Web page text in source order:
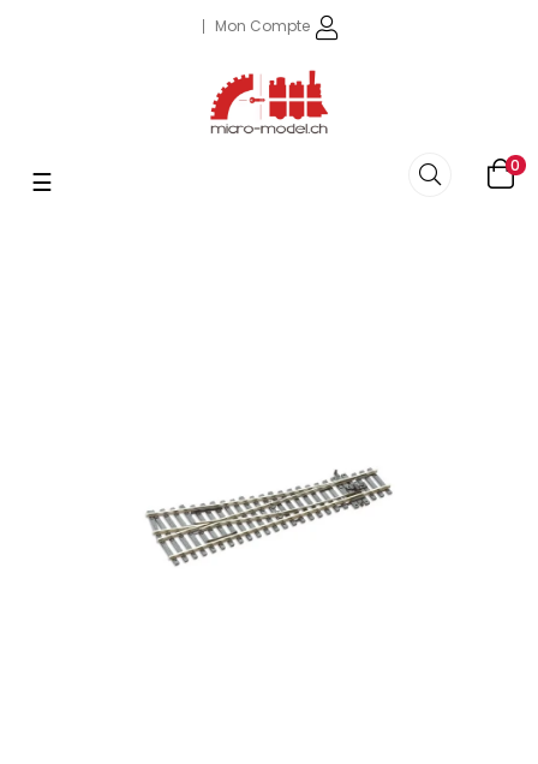
Mon Compte
Basculer
☰
0